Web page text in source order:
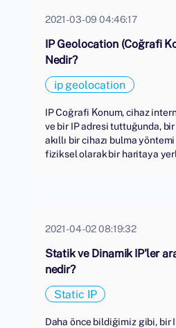
2021-03-09 04:46:17
IP Geolocation (Coğrafi
Nedir?
ip geolocation
IP Coğrafi Konum, cihaz
ve bir IP adresi tuttuğunda,
akıllı bir cihazı bulma
fiziksel olarak bir haritaya
2021-04-02 08:19:32
Statik ve Dinamik IP'ler
nedir?
Static IP
Daha önce bildiğimiz gibi, bir